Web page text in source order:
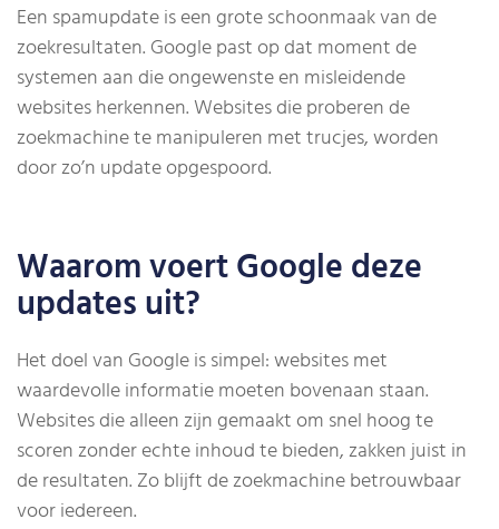
Een spamupdate is een grote schoonmaak van de
zoekresultaten. Google past op dat moment de
systemen aan die ongewenste en misleidende
websites herkennen. Websites die proberen de
zoekmachine te manipuleren met trucjes, worden
door zo’n update opgespoord.
Waarom voert Google deze
updates uit?
Het doel van Google is simpel: websites met
waardevolle informatie moeten bovenaan staan.
Websites die alleen zijn gemaakt om snel hoog te
scoren zonder echte inhoud te bieden, zakken juist in
de resultaten. Zo blijft de zoekmachine betrouwbaar
voor iedereen.